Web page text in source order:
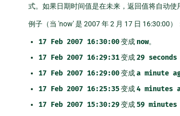
式。如果日期时间值是在未来，返回值将自动使
例子（当 'now' 是 2007 年 2 月 17 日 16:30:00）
17 Feb 2007 16:30:00变成 now。
17 Feb 2007 16:29:31变成29 seconds
17 Feb 2007 16:29:00变成a minute
17 Feb 2007 16:25:35变成4 minutes
17 Feb 2007 15:30:29变成59 minutes